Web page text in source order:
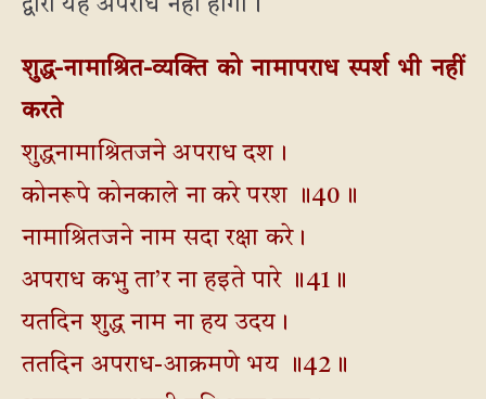
द्वारा यह अपराध नहीं होगा।
शुद्ध-नामाश्रित-व्यक्ति को नामापराध स्पर्श भी नहीं
करते
शुद्धनामाश्रितजने अपराध दश।
कोनरूपे कोनकाले ना करे परश ॥40॥
नामाश्रितजने नाम सदा रक्षा करे।
अपराध कभु ता’र ना हइते पारे ॥41॥
यतदिन शुद्ध नाम ना हय उदय।
ततदिन अपराध-आक्रमणे भय ॥42॥